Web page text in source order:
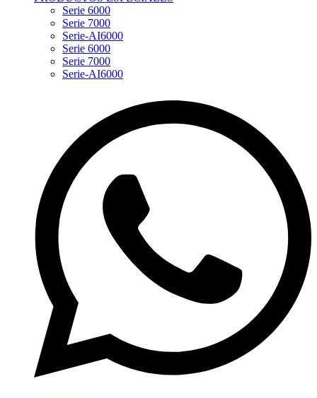
Serie 6000
Serie 7000
Serie-AI6000
Serie 6000
Serie 7000
Serie-AI6000